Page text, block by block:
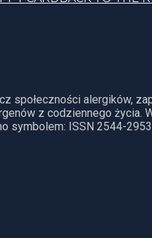
społeczności alergików,
z codziennego życia.
symbolem: ISSN 2544-